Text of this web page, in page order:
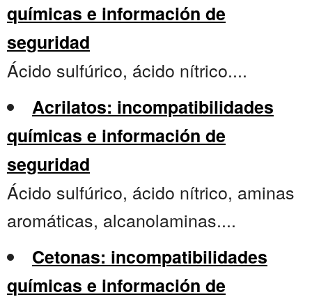
químicas e información de
seguridad
Ácido sulfúrico, ácido nítrico....
Acrilatos: incompatibilidades
químicas e información de
seguridad
Ácido sulfúrico, ácido nítrico, aminas
aromáticas, alcanolaminas....
Cetonas: incompatibilidades
químicas e información de